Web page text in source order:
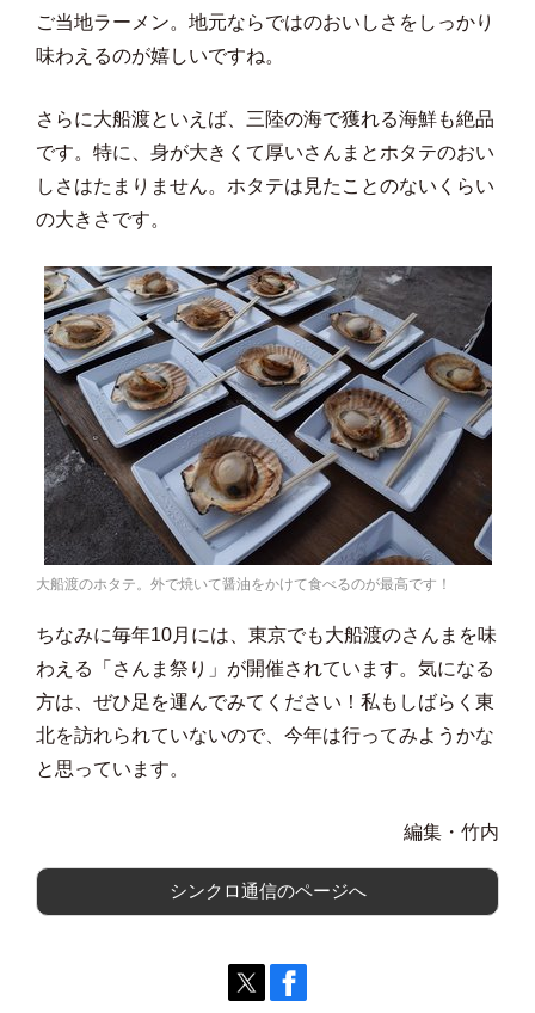
ご当地ラーメン。地元ならではのおいしさをしっかり
味わえるのが嬉しいですね。
さらに大船渡といえば、三陸の海で獲れる海鮮も絶品
です。特に、身が大きくて厚いさんまとホタテのおい
しさはたまりません。ホタテは見たことのないくらい
の大きさです。
大船渡のホタテ。外で焼いて醤油をかけて食べるのが最高です！
ちなみに毎年10月には、東京でも大船渡のさんまを味
わえる「さんま祭り」が開催されています。気になる
方は、ぜひ足を運んでみてください！私もしばらく東
北を訪れられていないので、今年は行ってみようかな
と思っています。
編集・竹内
シンクロ通信のページへ